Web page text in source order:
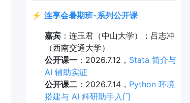
⚡ 连享会暑期班-系列公开课
嘉宾：连玉君（中山大学）；吕志冲
（西南交通大学）
公开课一：2026.7.12， Stata 简介与
AI 辅助实证
公开课二：2026.7.14， Python 环境
搭建与 AI 科研助手入门